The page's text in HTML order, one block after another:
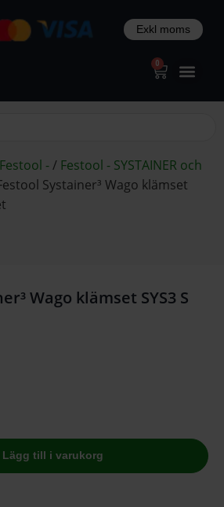
0
-/ Festool - SYSTAINER och
Systainer³ Wago klämset
Wago klämset SYS3 S
Lägg till i varukorg